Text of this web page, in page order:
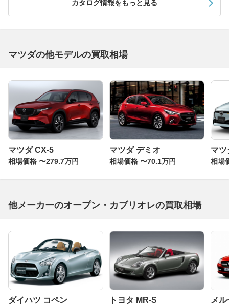
カタログ情報をもっと見る
マツダの他モデルの買取相場
マツダ CX-5
相場価格 〜279.7万円
マツダ デミオ
相場価格 〜70.1万円
マ
相場
他メーカーのオープン・カブリオレの買取相場
ダイハツ コペン トヨタ MR-S メ